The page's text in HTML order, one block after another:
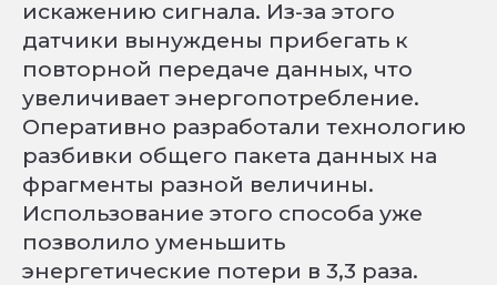
искажению сигнала. Из-за этого
датчики вынуждены прибегать к
повторной передаче данных, что
увеличивает энергопотребление.
Оперативно разработали технологию
разбивки общего пакета данных на
фрагменты разной величины.
Использование этого способа уже
позволило уменьшить
энергетические потери в 3,3 раза.